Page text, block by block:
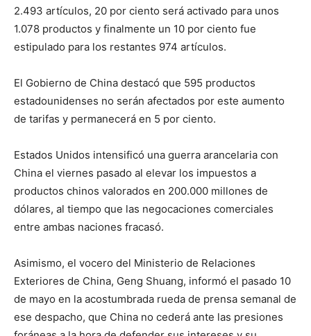
2.493 artículos, 20 por ciento será activado para unos
1.078 productos y finalmente un 10 por ciento fue
estipulado para los restantes 974 artículos.
El Gobierno de China destacó que 595 productos
estadounidenses no serán afectados por este aumento
de tarifas y permanecerá en 5 por ciento.
Estados Unidos intensificó una guerra arancelaria con
China el viernes pasado al elevar los impuestos a
productos chinos valorados en 200.000 millones de
dólares, al tiempo que las negocaciones comerciales
entre ambas naciones fracasó.
Asimismo, el vocero del Ministerio de Relaciones
Exteriores de China, Geng Shuang, informó el pasado 10
de mayo en la acostumbrada rueda de prensa semanal de
ese despacho, que China no cederá ante las presiones